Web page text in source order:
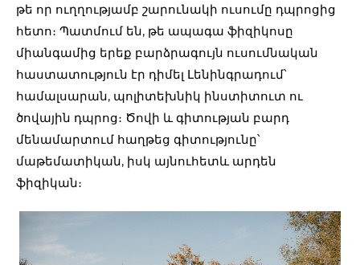
թե որ ուղղությամբ շարունակի ուսումը դպրոցից
հետո։ Պատմում են, թե ապագա ֆիզիկոսը
միանգամից երեք բարձրագույն ուսումնական
հաստատություն էր դիմել Լենինգրադում՝
համալսարան, պոլիտեխնիկ ինստիտուտ ու
ծովային դպրոց։ Ծովի և գիտության բարդ
մենամարտում հաղթեց գիտությունը՝
մաթեմատիկան, իսկ այնուհետև արդեն
ֆիզիկան։